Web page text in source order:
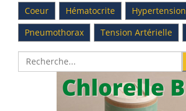
Coeur Hématocrite
Hypertension
Pneumothorax
Tension Artérielle